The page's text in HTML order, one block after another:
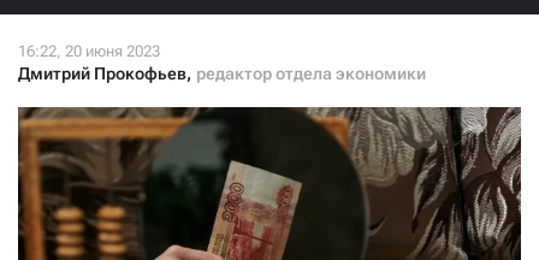
Дмитрий Прокофьев, редактор отдела экономики
Нажимая кнопку «Стать соучастником»,
я принимаю
условия и подтверждаю свое гражданство РФ
СТАТЬ СОУЧАСТНИКОМ
ПОДЕЛИТЬСЯ С ДРУЗЬЯМИ